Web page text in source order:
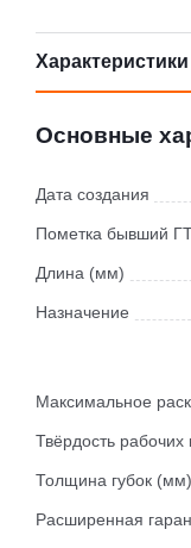
Характеристики
Основные
Дата создания
Пометка бывший
Длина (мм)
Назначение
Максимальное
Твёрдость рабочих
Толщина губок (мм)
Расширенная